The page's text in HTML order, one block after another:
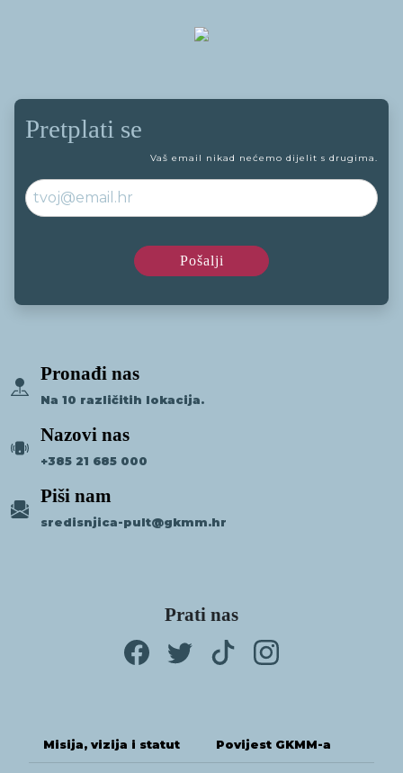
Pretplati se
Vaš email nikad nećemo dijelit s drugima.
Pronađi nas
Na 10 različitih lokacija.
Nazovi nas
+385 21 685 000
Piši nam
sredisnjica-pult@gkmm.hr
Prati nas
Misija, vizija i statut Povijest GKMM-a